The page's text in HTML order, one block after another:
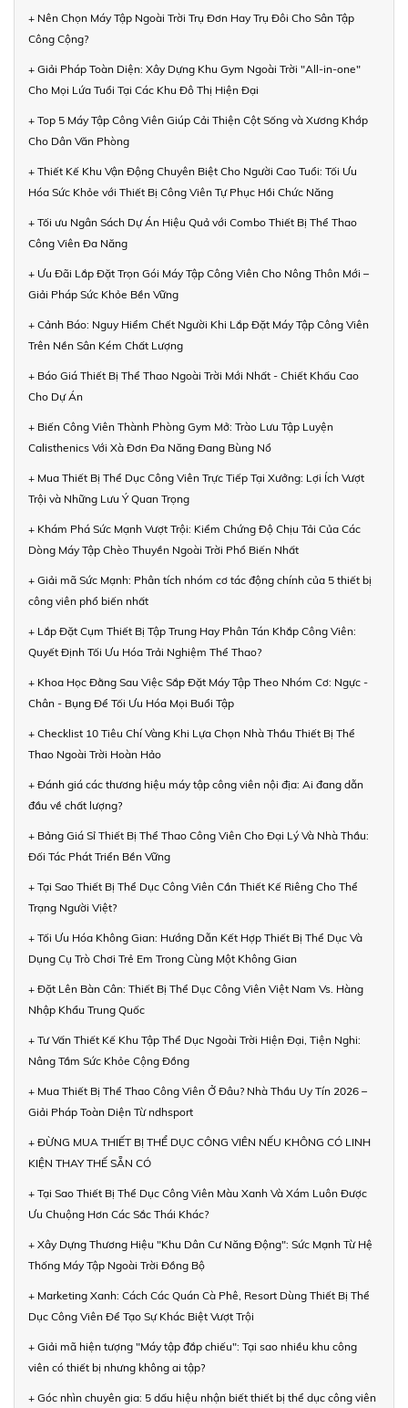
+ Nên Chọn Máy Tập Ngoài Trời Trụ Đơn Hay Trụ Đôi Cho Sân Tập
Công Cộng?
+ Giải Pháp Toàn Diện: Xây Dựng Khu Gym Ngoài Trời "All-in-one"
Cho Mọi Lứa Tuổi Tại Các Khu Đô Thị Hiện Đại
+ Top 5 Máy Tập Công Viên Giúp Cải Thiện Cột Sống và Xương Khớp
Cho Dân Văn Phòng
+ Thiết Kế Khu Vận Động Chuyên Biệt Cho Người Cao Tuổi: Tối Ưu
Hóa Sức Khỏe với Thiết Bị Công Viên Tự Phục Hồi Chức Năng
+ Tối ưu Ngân Sách Dự Án Hiệu Quả với Combo Thiết Bị Thể Thao
Công Viên Đa Năng
+ Ưu Đãi Lắp Đặt Trọn Gói Máy Tập Công Viên Cho Nông Thôn Mới –
Giải Pháp Sức Khỏe Bền Vững
+ Cảnh Báo: Nguy Hiểm Chết Người Khi Lắp Đặt Máy Tập Công Viên
Trên Nền Sân Kém Chất Lượng
+ Báo Giá Thiết Bị Thể Thao Ngoài Trời Mới Nhất - Chiết Khấu Cao
Cho Dự Án
+ Biến Công Viên Thành Phòng Gym Mở: Trào Lưu Tập Luyện
Calisthenics Với Xà Đơn Đa Năng Đang Bùng Nổ
+ Mua Thiết Bị Thể Dục Công Viên Trực Tiếp Tại Xưởng: Lợi Ích Vượt
Trội và Những Lưu Ý Quan Trọng
+ Khám Phá Sức Mạnh Vượt Trội: Kiểm Chứng Độ Chịu Tải Của Các
Dòng Máy Tập Chèo Thuyền Ngoài Trời Phổ Biến Nhất
+ Giải mã Sức Mạnh: Phân tích nhóm cơ tác động chính của 5 thiết bị
công viên phổ biến nhất
+ Lắp Đặt Cụm Thiết Bị Tập Trung Hay Phân Tán Khắp Công Viên:
Quyết Định Tối Ưu Hóa Trải Nghiệm Thể Thao?
+ Khoa Học Đằng Sau Việc Sắp Đặt Máy Tập Theo Nhóm Cơ: Ngực -
Chân - Bụng Để Tối Ưu Hóa Mọi Buổi Tập
+ Checklist 10 Tiêu Chí Vàng Khi Lựa Chọn Nhà Thầu Thiết Bị Thể
Thao Ngoài Trời Hoàn Hảo
+ Đánh giá các thương hiệu máy tập công viên nội địa: Ai đang dẫn
đầu về chất lượng?
+ Bảng Giá Sỉ Thiết Bị Thể Thao Công Viên Cho Đại Lý Và Nhà Thầu:
Đối Tác Phát Triển Bền Vững
+ Tại Sao Thiết Bị Thể Dục Công Viên Cần Thiết Kế Riêng Cho Thể
Trạng Người Việt?
+ Tối Ưu Hóa Không Gian: Hướng Dẫn Kết Hợp Thiết Bị Thể Dục Và
Dụng Cụ Trò Chơi Trẻ Em Trong Cùng Một Không Gian
+ Đặt Lên Bàn Cân: Thiết Bị Thể Dục Công Viên Việt Nam Vs. Hàng
Nhập Khẩu Trung Quốc
+ Tư Vấn Thiết Kế Khu Tập Thể Dục Ngoài Trời Hiện Đại, Tiện Nghi:
Nâng Tầm Sức Khỏe Cộng Đồng
+ Mua Thiết Bị Thể Thao Công Viên Ở Đâu? Nhà Thầu Uy Tín 2026 –
Giải Pháp Toàn Diện Từ ndhsport
+ ĐỪNG MUA THIẾT BỊ THỂ DỤC CÔNG VIÊN NẾU KHÔNG CÓ LINH
KIỆN THAY THẾ SẴN CÓ
+ Tại Sao Thiết Bị Thể Dục Công Viên Màu Xanh Và Xám Luôn Được
Ưu Chuộng Hơn Các Sắc Thái Khác?
+ Xây Dựng Thương Hiệu "Khu Dân Cư Năng Động": Sức Mạnh Từ Hệ
Thống Máy Tập Ngoài Trời Đồng Bộ
+ Marketing Xanh: Cách Các Quán Cà Phê, Resort Dùng Thiết Bị Thể
Dục Công Viên Để Tạo Sự Khác Biệt Vượt Trội
+ Giải mã hiện tượng "Máy tập đắp chiếu": Tại sao nhiều khu công
viên có thiết bị nhưng không ai tập?
+ Góc nhìn chuyên gia: 5 dấu hiệu nhận biết thiết bị thể dục công viên